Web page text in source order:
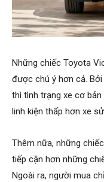
Những chiếc Toyota
được chú ý hơn cả.
thì tình trạng xe cơ
linh kiện thấp hơn xe
Thêm nữa, những
tiếp cận hơn những
Ngoài ra, người mua